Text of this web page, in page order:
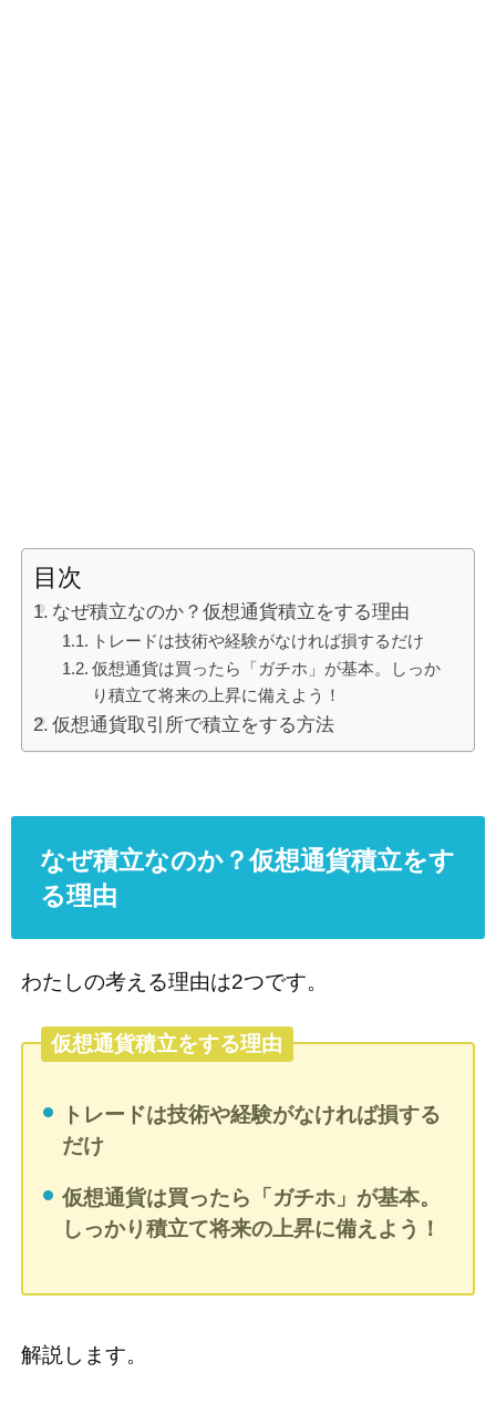
目次
なぜ積立なのか？仮想通貨積立をする理由
トレードは技術や経験がなければ損するだけ
仮想通貨は買ったら「ガチホ」が基本。しっか
り積立て将来の上昇に備えよう！
仮想通貨取引所で積立をする方法
なぜ積立なのか？仮想通貨積立をす
る理由
わたしの考える理由は2つです。
仮想通貨積立をする理由
トレードは技術や経験がなければ損する
だけ
仮想通貨は買ったら「ガチホ」が基本。
しっかり積立て将来の上昇に備えよう！
解説します。